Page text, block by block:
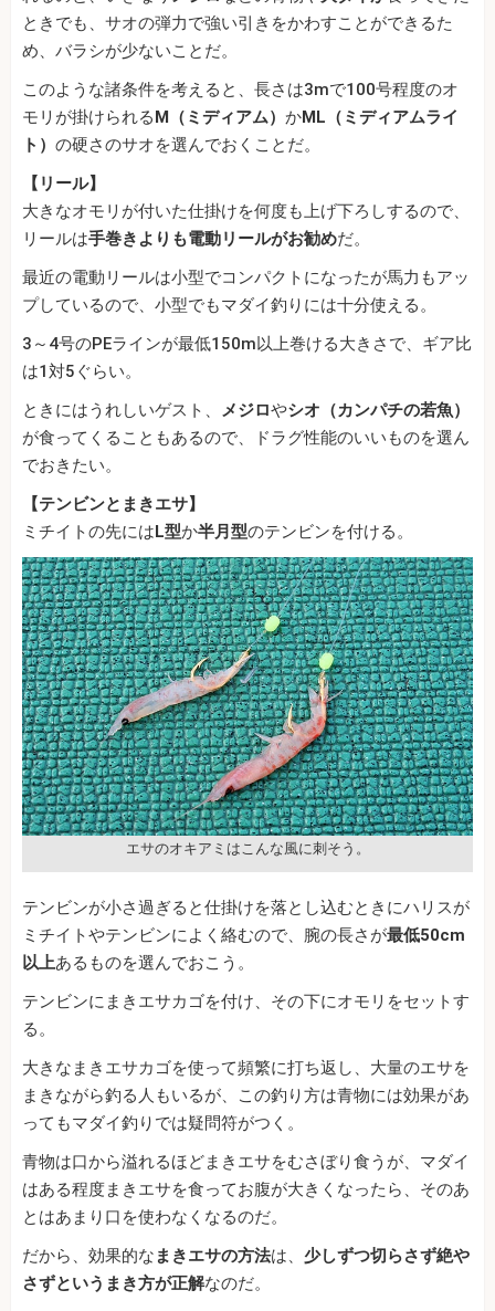
ときでも、サオの弾力で強い引きをかわすことができるた
め、バラシが少ないことだ。
このような諸条件を考えると、長さは3mで100号程度のオ
モリが掛けられるM（ミディアム） かML（ミディアムライ
ト） の硬さのサオを選んでおくことだ。
【リール】
大きなオモリが付いた仕掛けを何度も上げ下ろしするので、
リールは手巻きよりも電動リールがお勧めだ。
最近の電動リールは小型でコンパクトになったが馬力もアッ
プしているので、小型でもマダイ釣りには十分使える。
3～4号のPEラインが最低150m以上巻ける大きさで、ギア比
は1対5ぐらい。
ときにはうれしいゲスト、 メジロやシオ（カンパチの若魚）
が食ってくることもあるので、ドラグ性能のいいものを選ん
でおきたい。
【テンビンとまきエサ】
ミチイトの先にはL型か半月型のテンビンを付ける。
エサのオキアミはこんな風に刺そう。
テンビンが小さ過ぎると仕掛けを落とし込むときにハリスが
ミチイトやテンビンによく絡むので、腕の長さが最低50cm
以上あるものを選んでおこう。
テンビンにまきエサカゴを付け、その下にオモリをセットす
る。
大きなまきエサカゴを使って頻繁に打ち返し、大量のエサを
まきながら釣る人もいるが、この釣り方は青物には効果があ
ってもマダイ釣りでは疑問符がつく。
青物は口から溢れるほどまきエサをむさぼり食うが、マダイ
はある程度まきエサを食ってお腹が大きくなったら、そのあ
とはあまり口を使わなくなるのだ。
だから、効果的な まきエサの方法は、 少しずつ切らさず絶や
さずというまき方が正解なのだ。